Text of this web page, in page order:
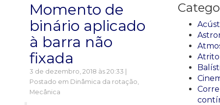
Momento de
binário aplicado
à barra não
fixada
3 de dezembro, 2018 às 20:33 |
Postado em Dinâmica da rotação,
Mecânica
Atrito